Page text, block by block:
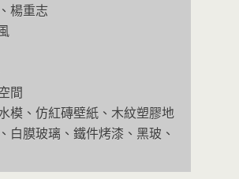
楊重志
間
模、仿紅磚壁紙、木紋塑膠地
白膜玻璃、鐵件烤漆、黑玻、